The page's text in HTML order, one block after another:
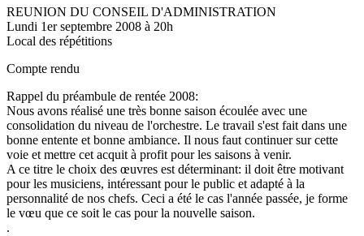
REUNION DU CONSEIL D'ADMINISTRATION
Lundi 1er septembre 2008 à 20h
Local des répétitions
Compte rendu
Rappel du préambule de rentée 2008:
Nous avons réalisé une très bonne saison écoulée avec une
consolidation du niveau de l'orchestre. Le travail s'est fait dans une
bonne entente et bonne ambiance. Il nous faut continuer sur cette
voie et mettre cet acquit à profit pour les saisons à venir.
A ce titre le choix des œuvres est déterminant: il doit être motivant
pour les musiciens, intéressant pour le public et adapté à la
personnalité de nos chefs. Ceci a été le cas l'année passée, je forme
le vœu que ce soit le cas pour la nouvelle saison.
.